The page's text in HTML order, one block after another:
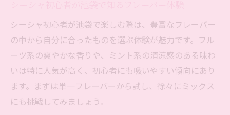
池袋のシーシャで自分好みにカスタマイズ
体験
シーシャを池袋でカスタマイズする楽しさ
に迫る
池袋で味わうシーシャのカスタマイズポイ
ント
シーシャ初心者が池袋で楽しむ際は、豊富なフレーバー
の中から自分に合ったものを選ぶ体験が魅力です。フル
ーツ系の爽やかな香りや、ミント系の清涼感のある味わ
いは特に人気が高く、初心者にも吸いやすい傾向にあり
ます。まずは単一フレーバーから試し、徐々にミックス
にも挑戦してみましょう。